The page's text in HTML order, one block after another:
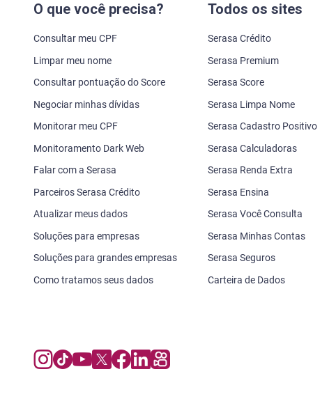
O que você precisa?
Consultar meu CPF
Limpar meu nome
Consultar pontuação do Score
Negociar minhas dívidas
Monitorar meu CPF
Monitoramento Dark Web
Falar com a Serasa
Parceiros Serasa Crédito
Atualizar meus dados
Soluções para empresas
Soluções para grandes empresas
Como tratamos seus dados
Todos os sites
Serasa Crédito
Serasa Premium
Serasa Score
Serasa Limpa Nome
Serasa Cadastro Positivo
Serasa Calculadoras
Serasa Renda Extra
Serasa Ensina
Serasa Você Consulta
Serasa Minhas Contas
Serasa Seguros
Carteira de Dados